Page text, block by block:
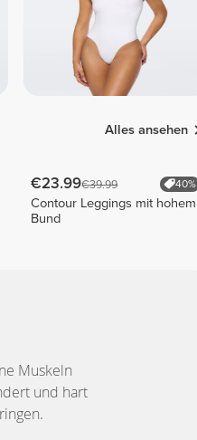
Alles ansehen
€23.99€39.99 40%
Contour Leggings mit hohem
Bund
Muskeln
und hart